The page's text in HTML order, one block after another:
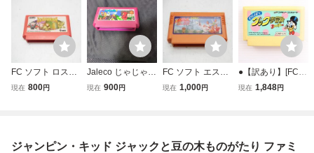
FC ソフト ロスト
ワード・オブ・ジ
現在 800円
Jaleco じゃじゃ丸
くん JF-06 FC フ
現在 900円
FC ソフト エスパ
冒険隊 魔王の砦
現在 1,000円
●【訳あり】[FC]
わんぱくダック夢
現在 1,848円
ジャンピン・キッド ジャックと豆の木ものがたり ファミ